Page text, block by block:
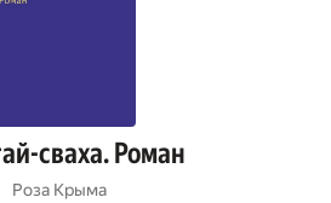
сваха. Роман
Роза Крыма